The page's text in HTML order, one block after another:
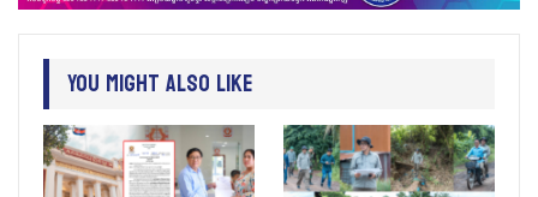
You Might Also Like